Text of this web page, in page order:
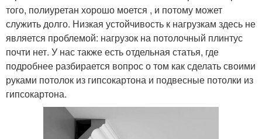
того, полиуретан хорошо моется , и потому может
служить долго. Низкая устойчивость к нагрузкам здесь не
является проблемой: нагрузок на потолочный плинтус
почти нет. У нас также есть отдельная статья, где
подробнее разбирается вопрос о том как сделать своими
руками потолок из гипсокартона и подвесные потолки из
гипсокартона.